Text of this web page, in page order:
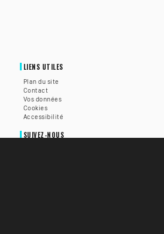
LIENS UTILES
Plan du site
Contact
Vos données
Cookies
Accessibilité
SUIVEZ-NOUS